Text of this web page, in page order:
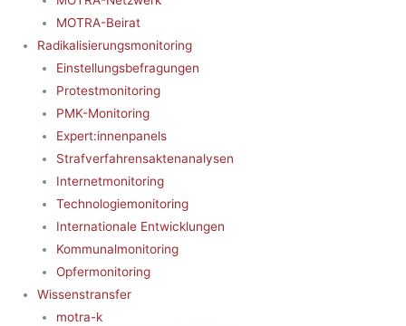
MOTRA-Beirat
Radikalisierungsmonitoring
Einstellungsbefragungen
Protestmonitoring
PMK-Monitoring
Expert:innenpanels
Strafverfahrensaktenanalysen
Internetmonitoring
Technologiemonitoring
Internationale Entwicklungen
Kommunalmonitoring
Opfermonitoring
Wissenstransfer
motra-k